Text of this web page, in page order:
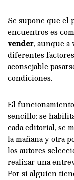
Se supone que el
encuentros es
vender, aunque a
diferentes
aconsejable
condiciones.
El
sencillo: se
cada editorial, se
la mañana y otra
los autores
realizar una
Por si alguien